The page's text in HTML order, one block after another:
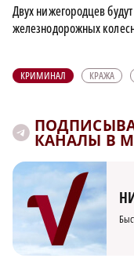
Двух нижегородцев
железнодорожных
КРИМИНАЛ КРАЖА
КАНАЛЫ В